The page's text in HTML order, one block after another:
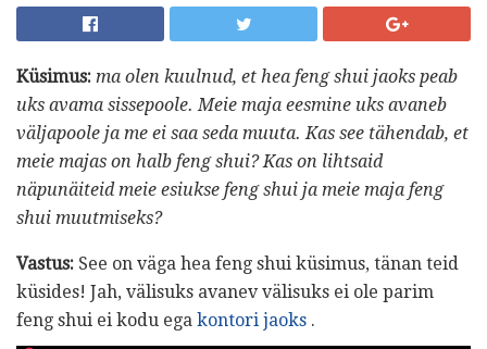
Küsimus: ma olen kuulnud, et hea feng shui jaoks peab
uks avama sissepoole. Meie maja eesmine uks avaneb
väljapoole ja me ei saa seda muuta. Kas see tähendab, et
meie majas on halb feng shui? Kas on lihtsaid
näpunäiteid meie esiukse feng shui ja meie maja feng
shui muutmiseks?
Vastus: See on väga hea feng shui küsimus, tänan teid
küsides! Jah, välisuks avanev välisuks ei ole parim
feng shui ei kodu ega kontori jaoks .